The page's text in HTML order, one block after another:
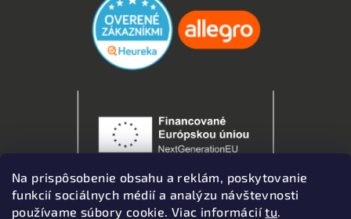
Na prispôsobenie obsahu a reklám, poskytovanie
funkcií sociálnych médií a analýzu návštevnosti
používame súbory cookie. Viac informáciítu.